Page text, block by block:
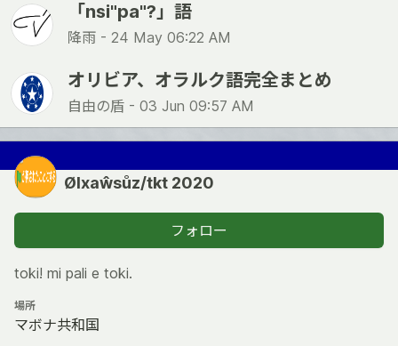
「nsi"pa"?」語
降雨 - 24 May 06:22 AM
オリビア、オラルク語完全まとめ
自由の盾 - 03 Jun 09:57 AM
Ølxaŵsůz/tkt 2020
フォロー
toki! mi pali e toki.
場所
マボナ共和国